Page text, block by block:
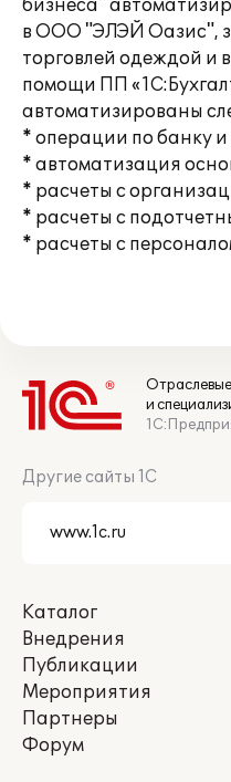
бизнеса"
в ООО "ЭЛЭЙ Оазис",
торговлей одеждой и
помощи ПП
автоматизированы
* операции по банку и
* автоматизация
* расчеты с
* расчеты с
* расчеты с
Отраслевые
и
Другие сайты 1С
Каталог
Внедрения
Публикации
Мероприятия
Партнеры
Форум